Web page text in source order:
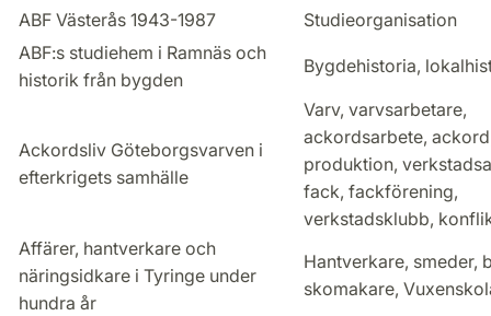
ABF Västerås 1943-1987
Studieorganisation
ABF:s studiehem i Ramnäs och
historik från bygden
Bygdehistoria,
Ackordsliv Göteborgsvarven i
efterkrigets samhälle
Varv, varvsarbetare,
ackordsarbete,
produktion,
fack, fackförening,
verkstadsklubb,
Affärer, hantverkare och
näringsidkare i Tyringe under
hundra år
Hantverkare, smeder,
skomakare,